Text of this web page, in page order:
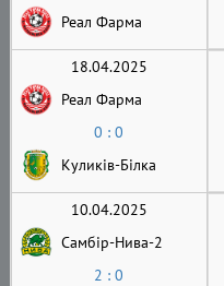
Реал Фарма
18.04.2025
Реал Фарма
0 : 0
Куликів-Білка
10.04.2025
Самбір-Нива-2
2 : 0